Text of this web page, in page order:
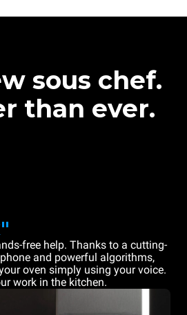
sous chef.
than ever.
free help. Thanks to a cutting-
and powerful algorithms,
oven simply using your voice.
work in the kitchen.